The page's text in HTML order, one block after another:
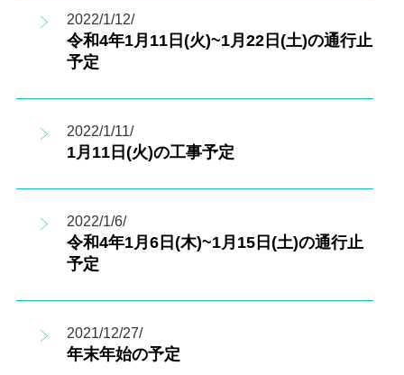
2022/1/12/
令和4年1月11日(火)~1月22日(土)の通行止
予定
2022/1/11/
1月11日(火)の工事予定
2022/1/6/
令和4年1月6日(木)~1月15日(土)の通行止
予定
2021/12/27/
年末年始の予定